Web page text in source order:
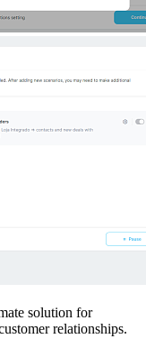
solution for
relationships.